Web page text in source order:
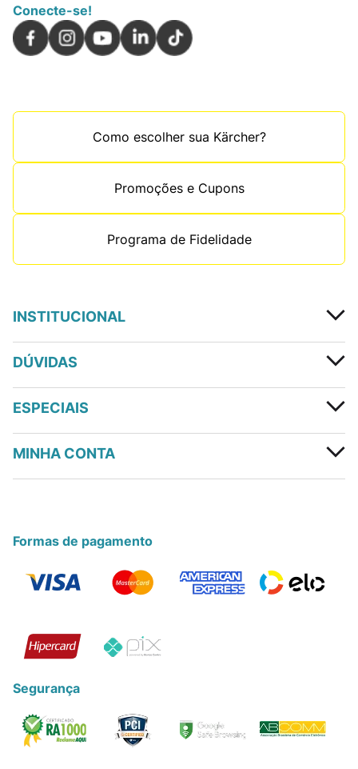
Conecte-se!
Como escolher sua Kärcher?
Promoções e Cupons
Programa de Fidelidade
INSTITUCIONAL
DÚVIDAS
ESPECIAIS
MINHA CONTA
Formas de pagamento
Segurança